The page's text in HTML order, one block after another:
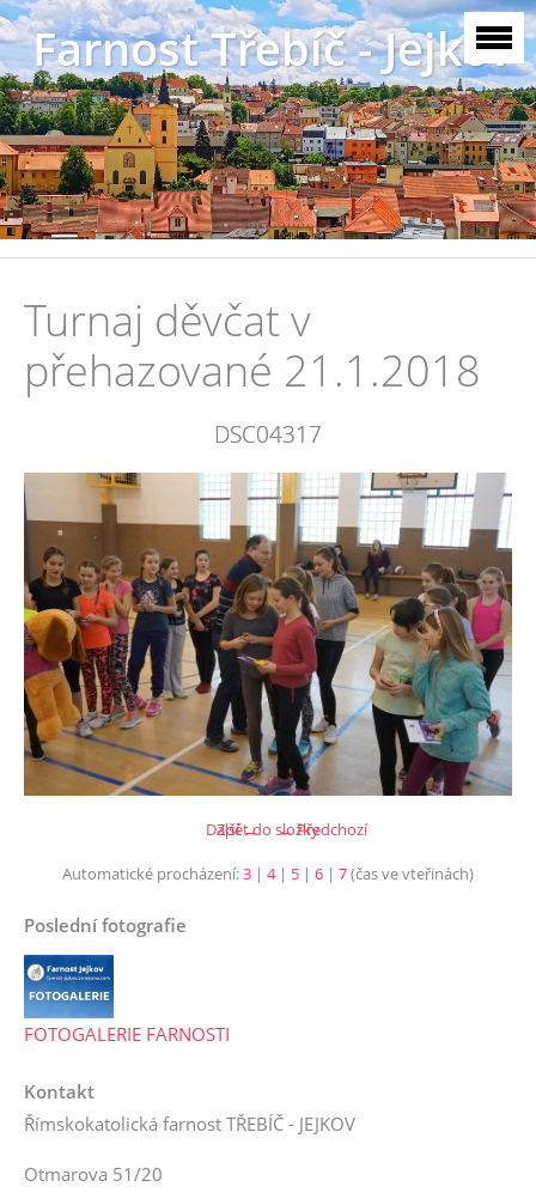
Farnost Třebíč - Jejkov
Turnaj děvčat v
přehazované 21.1.2018
DSC04317
← Předchozí
Další →
Zpět do složky
Automatické procházení:3 | 4| 5 | 6 | 7(čas ve vteřinách)
Poslední fotografie
FOTOGALERIE FARNOSTI
Kontakt
Římskokatolická farnost TŘEBÍČ - JEJKOV
Otmarova 51/20